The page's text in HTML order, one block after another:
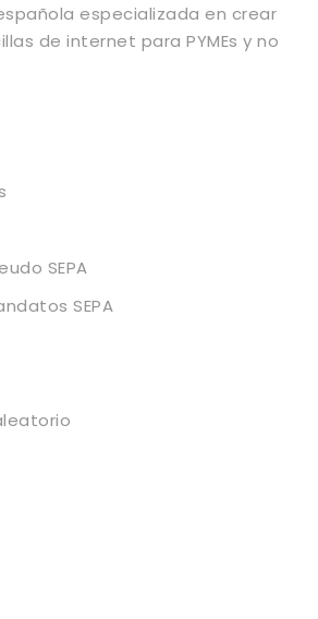
especializada en crear
de internet para PYMEs y no
SEPA
SEPA